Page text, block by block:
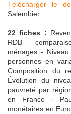
Télécharger le
Salembier
22 fiches :
RDB -
ménages -
personnes en
Composition du
Évolution du
pauvreté par
en France -
monétaires en